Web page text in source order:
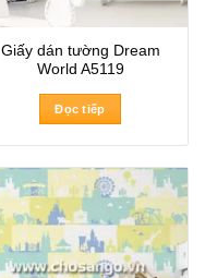
Giấy dán tường Dream
World A5119
Đọc tiếp